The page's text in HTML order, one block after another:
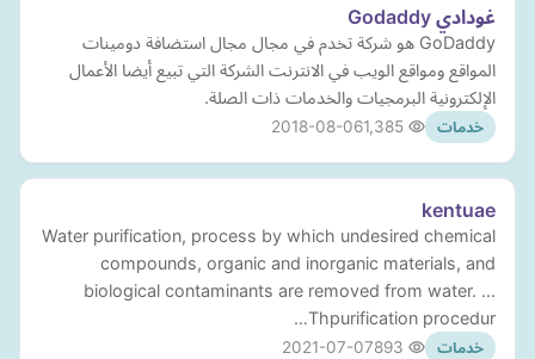
غودادي Godaddy
GoDaddy هو شركة تخدم في مجال مجال استضافة دومينات
المواقع ومواقع الويب في الانترنت الشركة التي تبيع أيضا الأعمال
الإلكترونية البرمجيات والخدمات ذات الصلة.
خدمات 2018-08-06
kentuae
Water purification, process by which undesired chemical
compounds, organic and inorganic materials, and
biological contaminants are removed from water. ...
Thpurification procedur…
خدمات 2021-07-07